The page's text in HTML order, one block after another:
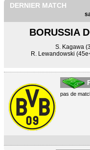
DERNIER MATCH
BORUSSIA
S. Kagawa
R. Lewandowski
pas de